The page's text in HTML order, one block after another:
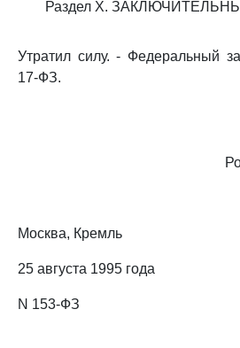
Раздел X.
Утратил силу. - Федеральный
17-ФЗ.
Москва, Кремль
25 августа 1995 года
N 153-ФЗ